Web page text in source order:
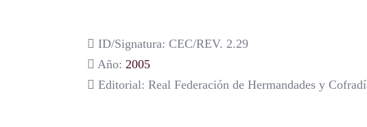
ID/Signatura: CEC/REV. 2.29
Año: 2005
Editorial: Real Federación de Hermandades y